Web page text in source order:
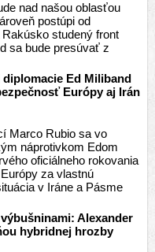
nad našou oblasťou
postúpi od
studený front
sa bude presúvať z
Ed Miliband
Európy aj Irán
Marco Rubio sa vo
náprotivkom Edom
oficiálneho rokovania
za vlastnú
v Iráne a Pásme
Alexander
hybridnej hrozby